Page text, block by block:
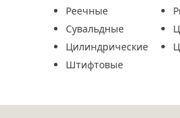
Реечные
Сувальдные
Цилиндрические
Штифтовые